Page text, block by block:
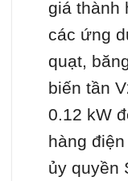
giá thành
các ứng
quạt,
biến tần
0.12 kW
hàng
ủy quyền